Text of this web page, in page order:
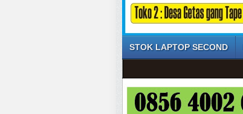
STOK LAPTOP SECOND